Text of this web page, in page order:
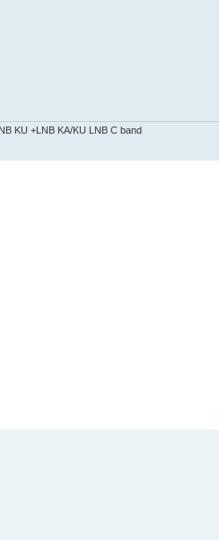
KU +LNB KA/KU LNB C band